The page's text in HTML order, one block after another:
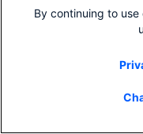
By continuing to